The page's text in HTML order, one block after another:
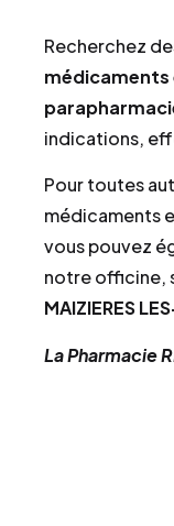
Recherchez
médicaments
indications,
Pour toutes
médicaments
vous pouvez
notre officine,
MAIZIERES
La Pharmacie